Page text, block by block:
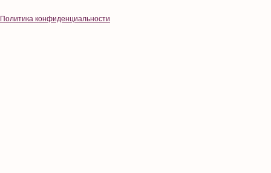
Политика конфиденциальности